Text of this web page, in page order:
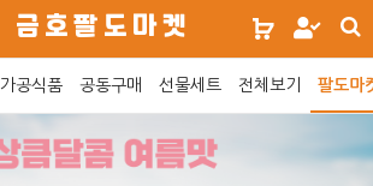
금호팔도마켓
로
인
가공식품 공동구매 선물세트 전체보기 팔도마